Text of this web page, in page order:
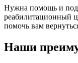
Нужна помощь и
реабилитационный
помочь вам
Наши